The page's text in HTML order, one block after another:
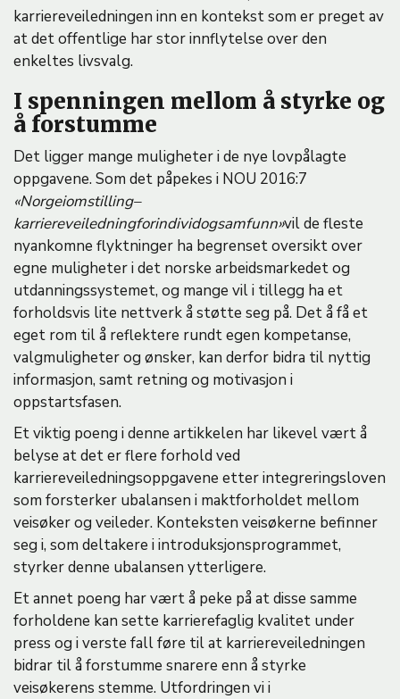
karriereveiledningen inn en kontekst som er preget av
at det offentlige har stor innflytelse over den
enkeltes livsvalg.
I spenningen mellom å styrke og
å forstumme
Det ligger mange muligheter i de nye lovpålagte
oppgavene. Som det påpekes i NOU 2016:7
«Norgeiomstilling–
karriereveiledningforindividogsamfunn»vil de fleste
nyankomne flyktninger ha begrenset oversikt over
egne muligheter i det norske arbeidsmarkedet og
utdanningssystemet, og mange vil i tillegg ha et
forholdsvis lite nettverk å støtte seg på. Det å få et
eget rom til å reflektere rundt egen kompetanse,
valgmuligheter og ønsker, kan derfor bidra til nyttig
informasjon, samt retning og motivasjon i
oppstartsfasen.
Et viktig poeng i denne artikkelen har likevel vært å
belyse at det er flere forhold ved
karriereveiledningsoppgavene etter integreringsloven
som forsterker ubalansen i maktforholdet mellom
veisøker og veileder. Konteksten veisøkerne befinner
seg i, som deltakere i introduksjonsprogrammet,
styrker denne ubalansen ytterligere.
Et annet poeng har vært å peke på at disse samme
forholdene kan sette karrierefaglig kvalitet under
press og i verste fall føre til at karriereveiledningen
bidrar til å forstumme snarere enn å styrke
veisøkerens stemme. Utfordringen vi i